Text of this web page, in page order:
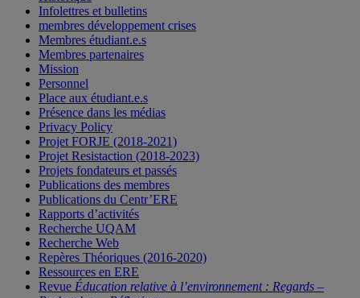
Infolettres et bulletins
membres développement crises
Membres étudiant.e.s
Membres partenaires
Mission
Personnel
Place aux étudiant.e.s
Présence dans les médias
Privacy Policy
Projet FORJE (2018-2021)
Projet Resistaction (2018-2023)
Projets fondateurs et passés
Publications des membres
Publications du Centr’ERE
Rapports d’activités
Recherche UQAM
Recherche Web
Repères Théoriques (2016-2020)
Ressources en ERE
Revue Éducation relative à l’environnement : Regards –